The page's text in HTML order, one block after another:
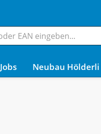
Jobs Neubau Hölderli